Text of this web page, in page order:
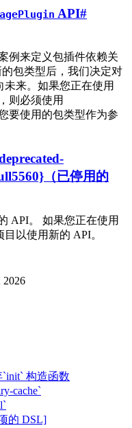
API#
例来定义包插件依赖关
包类型后，我们决定对
来。如果您正在使用
，则必须使用
要使用的包类型作为参
（已停用的
API。 如果您正在使用
以使用新的 API。
`init` 构造函数
cache`
的 DSL]